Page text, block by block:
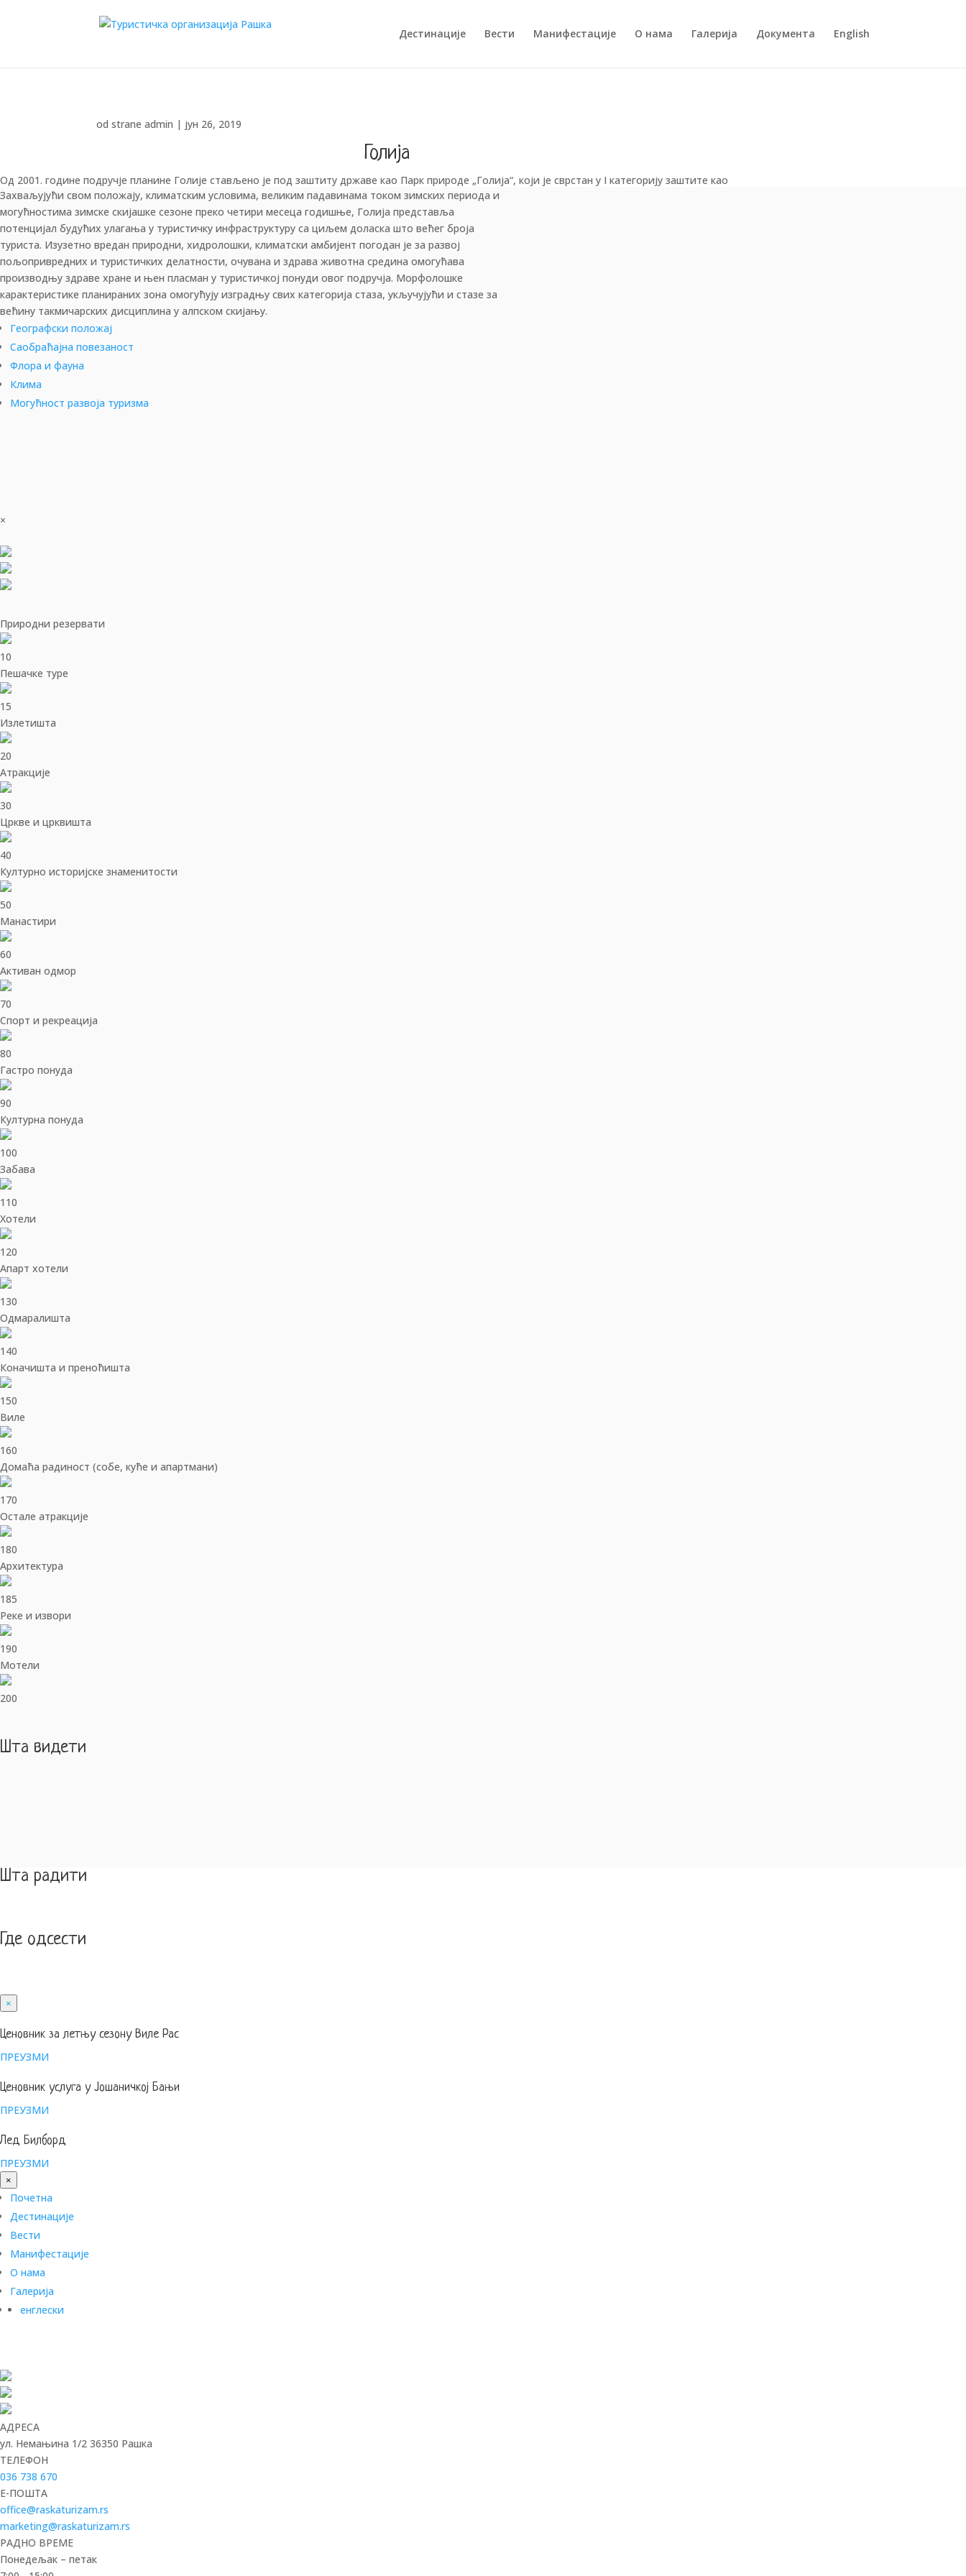
Дестинације Вести Манифестације О нама Галерија Документа English
od straneadmin | јун 26, 2019
Голија
Од 2001. године подручје планине Голије стављено је под заштиту државе као Парк природе „Голија“, који је сврстан у I категорију заштите као
природно добро од изузетног значаја
Захваљујући свом положају, климатским условима, великим падавинама током зимских периода и
могућностима зимске скијашке сезоне преко четири месеца годишње, Голија представља
потенцијал будућих улагања у туристичку инфраструктуру са циљем доласка што већег броја
туриста. Изузетно вредан природни, хидролошки, климатски амбијент погодан је за развој
пољопривредних и туристичких делатности, очувана и здрава животна средина омогућава
производњу здраве хране и њен пласман у туристичкој понуди овог подручја. Морфолошке
карактеристике планираних зона омогућују изградњу свих категорија стаза, укључујући и стазе за
већину такмичарских дисциплина у алпском скијању.
Географски положај
Саобраћајна повезаност
Флора и фауна
Клима
Могућност развоја туризма
×
Природни резервати
10
Пешачке туре
15
Излетишта
20
Aтракције
30
Цркве и црквишта
40
Културно историјске знаменитости
50
Манастири
60
Активан одмор
70
Спорт и рекреација
80
Гастро понуда
90
Културна понуда
100
Забава
110
Хотели
120
Апарт хотели
130
Одмаралишта
140
Коначишта и преноћишта
150
Виле
160
Домаћа радиност (собе, куће и апартмани)
170
Остале атракције
180
Архитектура
185
Реке и извори
190
Мотели
200
Шта видети
Шта радити
Где одсести
×
Ценовник за летњу сезону Виле Рас
ПРЕУЗМИ
Ценовник услуга у Јошаничкој Бањи
ПРЕУЗМИ
Лед Билборд
ПРЕУЗМИ
×
Почетна
Дестинације
Вести
Манифестације
О нама
Галерија
енглески
АДРЕСА
ул. Немањина 1/2 36350 Рашка
ТЕЛЕФОН
036 738 670
E-ПОШТА
office@raskaturizam.rs
marketing@raskaturizam.rs
РАДНО ВРЕМЕ
Понедељак – петак